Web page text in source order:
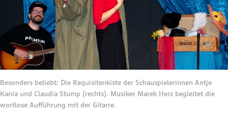
Besonders beliebt: Die Requisitenkiste der Schauspielerinnen Antje
Kania und Claudia Stump (rechts). Musiker Marek Herz begleitet die
wortlose Aufführung mit der Gitarre.